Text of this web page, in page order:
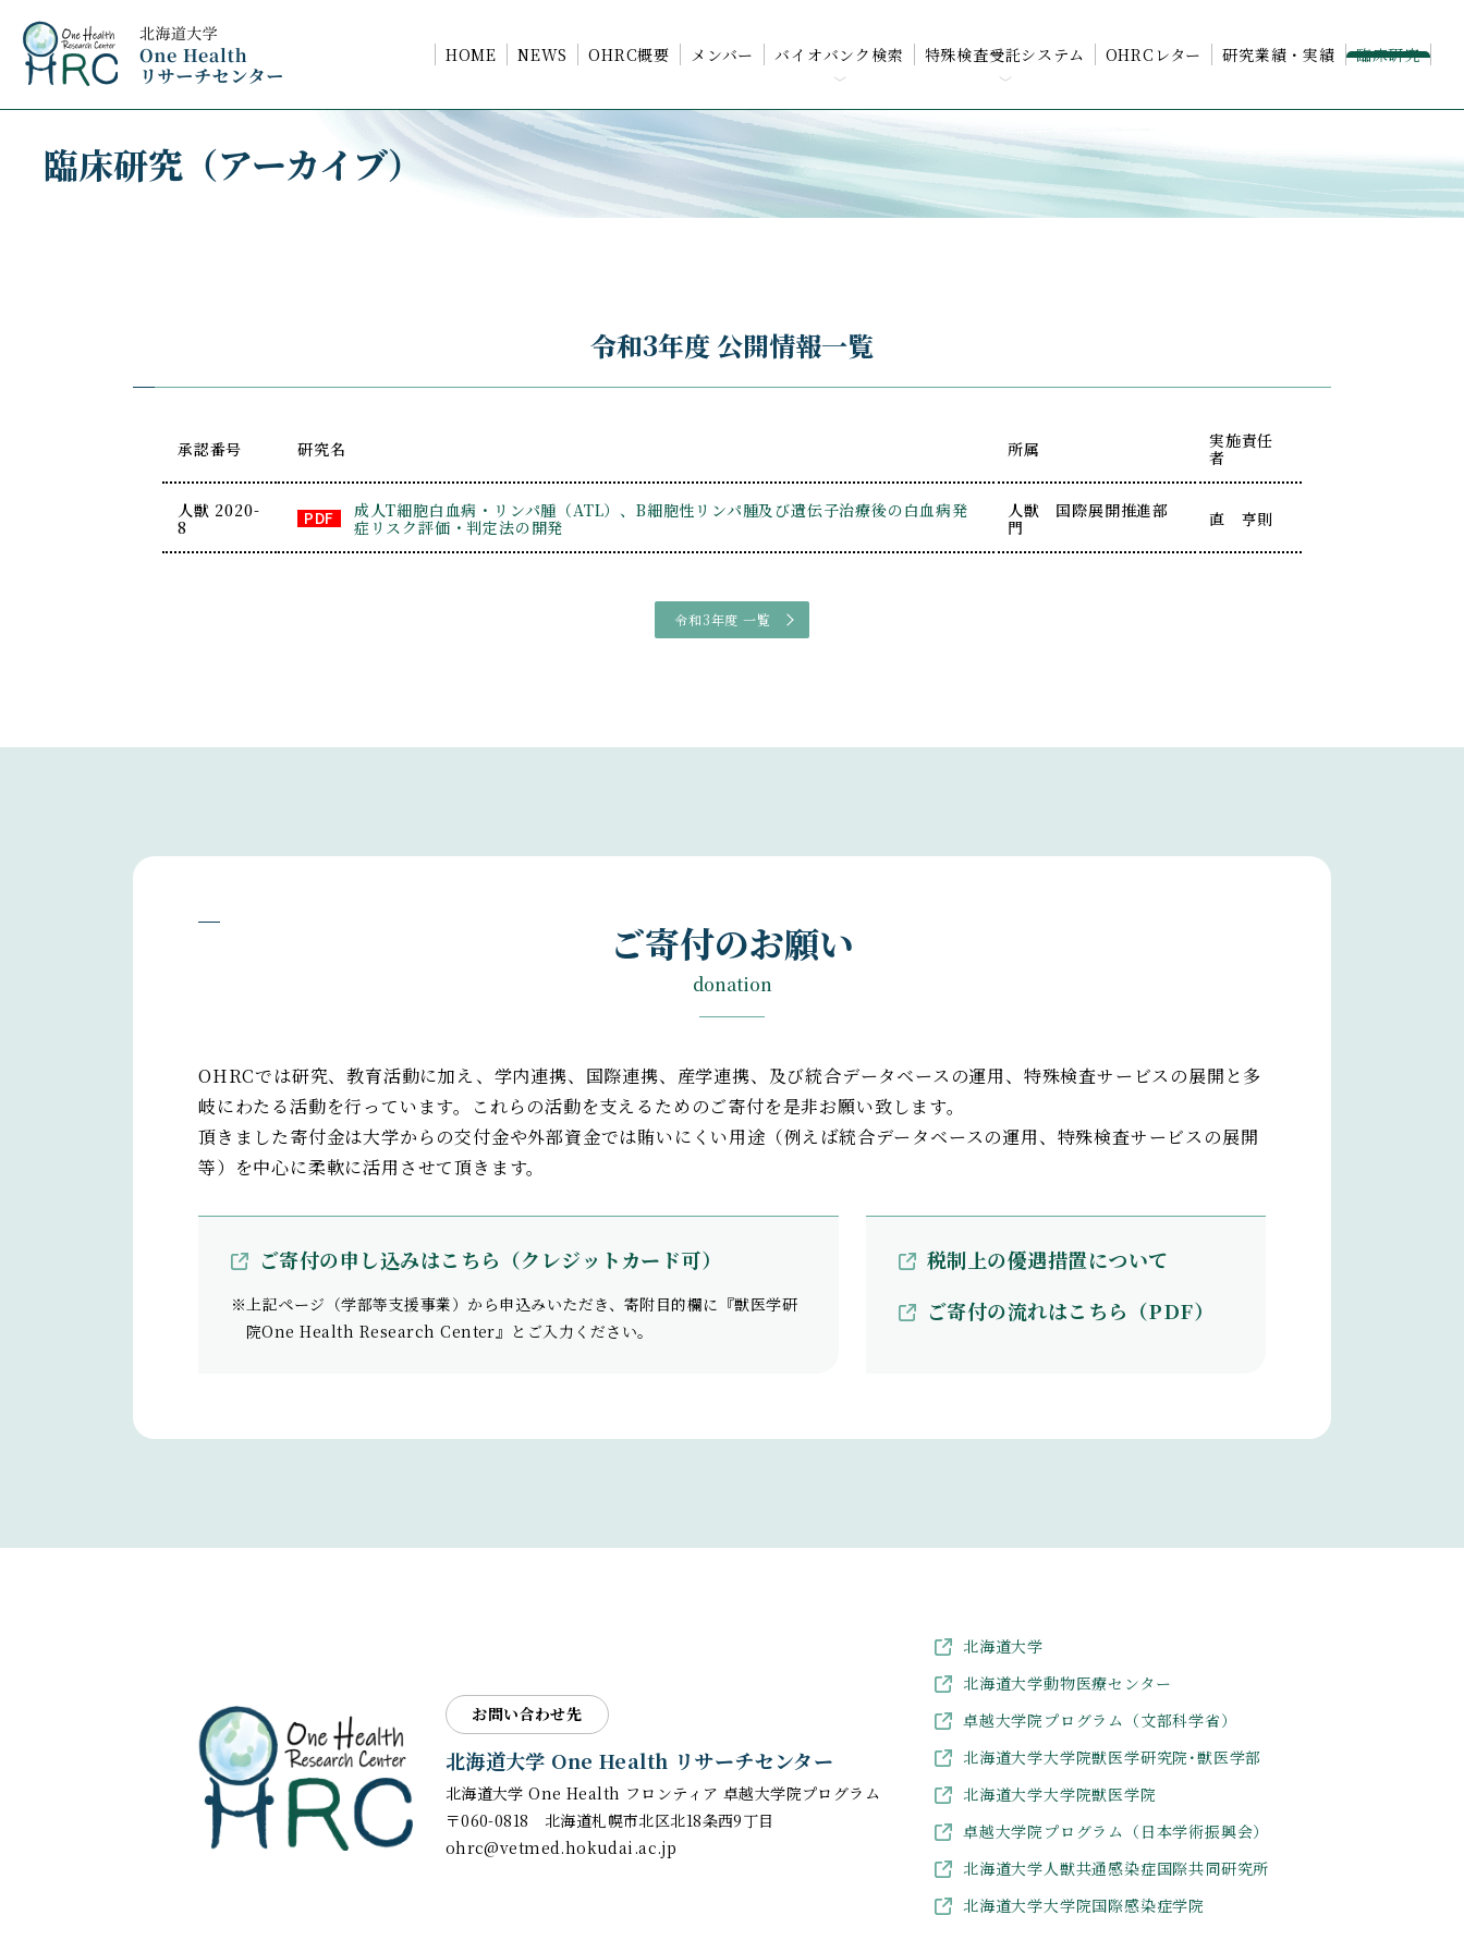
臨床研究（アーカイブ）
HOME NEWS OHRC概要 メンバー バイオバンク検索
動物疾病統合
データベース
（学内専用）
化学物質応答統合
データベース
特殊検査受託システム
概要
検査のご依頼の流れ
検査項目 一覧
OHRCレター 研究業績・実績 臨床研究
令和3年度 公開情報一覧
承認番号 研究名 所属
実施責任
者
人獣 2020-
8
成人T細胞白血病・リンパ腫（ATL）、B細胞性リンパ腫及び遺伝子治療後の白血病発
症リスク評価・判定法の開発
人獣 国際展開推進部
門
直 亨則
令和3年度 一覧
ご寄付のお願い
donation
OHRCでは研究、教育活動に加え、学内連携、国際連携、産学連携、及び統合データベースの運用、特殊検査サービスの展開と多
岐にわたる活動を行っています。これらの活動を支えるためのご寄付を是非お願い致します。
頂きました寄付金は大学からの交付金や外部資金では賄いにくい用途（例えば統合データベースの運用、特殊検査サービスの展開
等）を中心に柔軟に活用させて頂きます。
ご寄付の申し込みはこちら（クレジットカード可）
※上記ページ（学部等支援事業）から申込みいただき、寄附目的欄に『獣医学研
院One Health Research Center』とご入力ください。
税制上の優遇措置について
ご寄付の流れはこちら（PDF）
お問い合わせ先
北海道大学 One Health リサーチセンター
北海道大学One Health フロンティア 卓越大学院プログラム
〒060-0818 北海道札幌市北区北18条西9丁目
ohrc@vetmed.hokudai.ac.jp
北海道大学
北海道大学動物医療センター
卓越大学院プログラム（文部科学省）
北海道大学大学院獣医学研究院･獣医学部
北海道大学大学院獣医学院
卓越大学院プログラム（日本学術振興会）
北海道大学人獣共通感染症国際共同研究所
北海道大学大学院国際感染症学院